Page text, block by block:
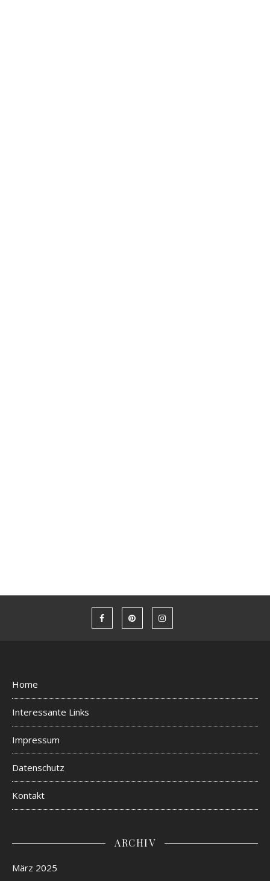
Home
Interessante Links
Impressum
Datenschutz
Kontakt
ARCHIV
März 2025